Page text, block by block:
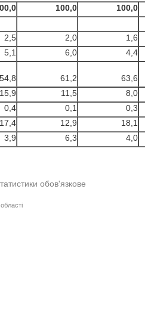
100,0 100,0
2,5 2,0 1,6
5,1 6,0 4,4
54,8 61,2 63,6
15,9 11,5 8,0
0,4 0,1 0,3
17,4 12,9 18,1
3,9 6,3 4,0
обов'язкове